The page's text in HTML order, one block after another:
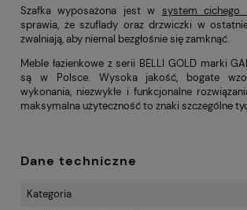
Szafka wyposażona jest w system cichego
sprawia, że szuflady oraz drzwiczki w
zwalniają, aby niemal bezgłośnie się zamknąć.
Meble łazienkowe z serii BELLI GOLD marki
są w Polsce. Wysoka jakość, bogate
wykonania, niezwykłe i funkcjonalne
maksymalna użyteczność to znaki szczególne
Dane techniczne
Kategoria